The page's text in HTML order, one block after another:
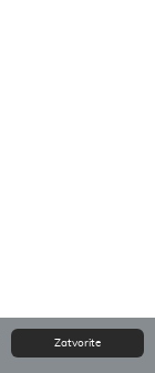
Zatvorite